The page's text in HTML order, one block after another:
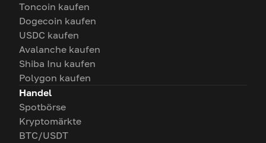
Toncoin kaufen
Dogecoin kaufen
USDC kaufen
Avalanche kaufen
Shiba Inu kaufen
Polygon kaufen
Handel
Spotbörse
Kryptomärkte
BTC/USDT